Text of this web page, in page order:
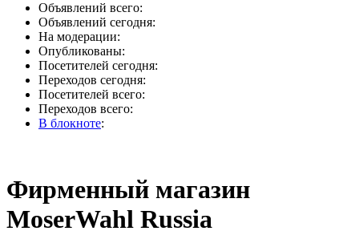
Объявлений всего:
Объявлений сегодня:
На модерации:
Опубликованы:
Посетителей сегодня:
Переходов сегодня:
Посетителей всего:
Переходов всего:
В блокноте:
Фирменный магазин
MoserWahl Russia